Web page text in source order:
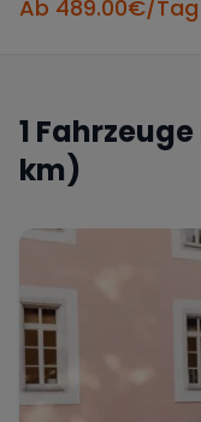
Zeitraum
Ab 489.00€/Tag
1 Fahrzeuge
km)